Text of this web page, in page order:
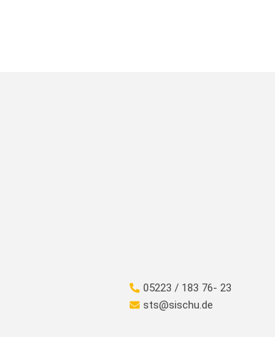
05223 / 183 76- 23
sts@sischu.de